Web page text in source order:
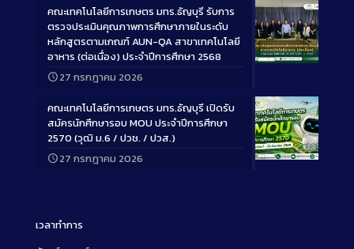
Long
คณะเทคโนโลยีการเกษตร มทร.ธัญบุรี รับการ
ตรวจประเมินคุณภาพการศึกษาภายในระดับ
หลักสูตรตามเกณฑ์ AUN-QA สาขาเทคโนโลยี
อาหาร (ต่อเนื่อง) ประจำปีการศึกษา 2568
27 กรกฎาคม 2026
Long
คณะเทคโนโลยีการเกษตร มทร.ธัญบุรี เปิดรับ
สมัครนักศึกษารอบ MOU ประจำปีการศึกษา
2570 (วุฒิ ม.6 / ปวช. / ปวส.)
27 กรกฎาคม 2026
เวลาทำการ